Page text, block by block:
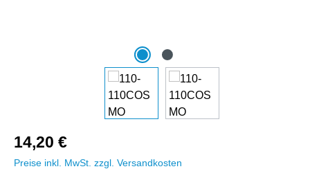
14,20 €
Preise inkl. MwSt. zzgl. Versandkosten